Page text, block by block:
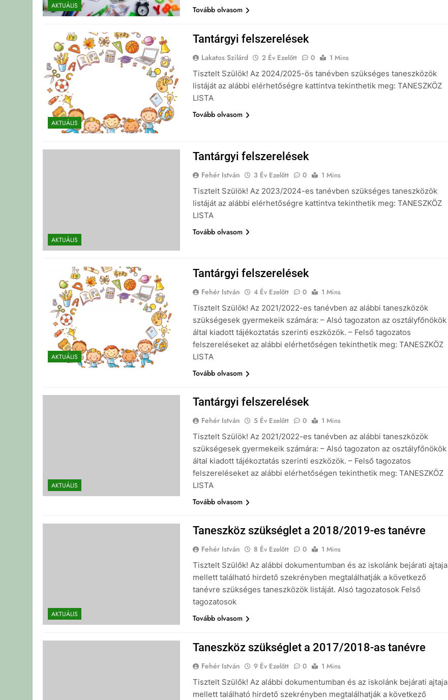
AKTUÁLIS Tovább olvasom
AKTUÁLIS
Tantárgyi felszerelések
Lakatos Szilárd 2 Év Ezelőtt 0
1 Mins
Tisztelt Szülök! Az 2024/2025-ös tanévben szükséges taneszközök
listáját az alábbi elérhetőségre kattintva tekinthetik meg: TANESZKÖZ
LISTA
Tovább olvasom
AKTUÁLIS
Tantárgyi felszerelések
Fehér István 3 Év Ezelőtt 0
1 Mins
Tisztelt Szülök! Az 2023/2024-es tanévben szükséges taneszközök
listáját az alábbi elérhetőségre kattintva tekinthetik meg: TANESZKÖZ
LISTA
Tovább olvasom
AKTUÁLIS
Tantárgyi felszerelések
Fehér István 4 Év Ezelőtt 0
1 Mins
Tisztelt Szülök! Az 2021/2022-es tanévben az alábbi taneszközök
szükségesek gyermekeik számára: – Alsó tagozaton az osztályfőnökök
által kiadott tájékoztatás szerinti eszközök. – Felső tagozatos
felszereléseket az alábbi elérhetőségen tekinthetik meg: TANESZKÖZ
LISTA
Tovább olvasom
AKTUÁLIS
Tantárgyi felszerelések
Fehér István 5 Év Ezelőtt 0
1 Mins
Tisztelt Szülök! Az 2021/2022-es tanévben az alábbi taneszközök
szükségesek gyermekeik számára: – Alsó tagozaton az osztályfőnökök
által kiadott tájékoztatás szerinti eszközök. – Felső tagozatos
felszereléseket az alábbi elérhetőségen tekinthetik meg: TANESZKÖZ
LISTA
Tovább olvasom
AKTUÁLIS
Taneszköz szükséglet a 2018/2019-es tanévre
Fehér István 8 Év Ezelőtt 0
1 Mins
Tisztelt Szülők! Az alábbi dokumentumban és az iskolánk bejárati ajtaja
mellett található hirdető szekrényben megtalálhatják a következő
tanévre szükséges taneszközök listáját. Alsó tagozatosok Felső
tagozatosok
Tovább olvasom
Taneszköz szükséglet a 2017/2018-as tanévre
Fehér István 9 Év Ezelőtt 0
1 Mins
Tisztelt Szülők! Az alábbi dokumentumban és az iskolánk bejárati ajtaja
mellett található hirdető szekrényben megtalálhatják a következő